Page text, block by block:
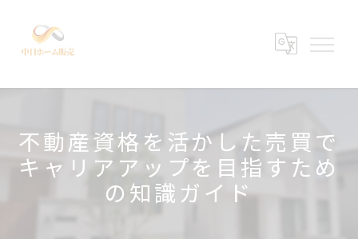
不動産資格を活かした売買で
キャリアアップを目指すため
の知識ガイド